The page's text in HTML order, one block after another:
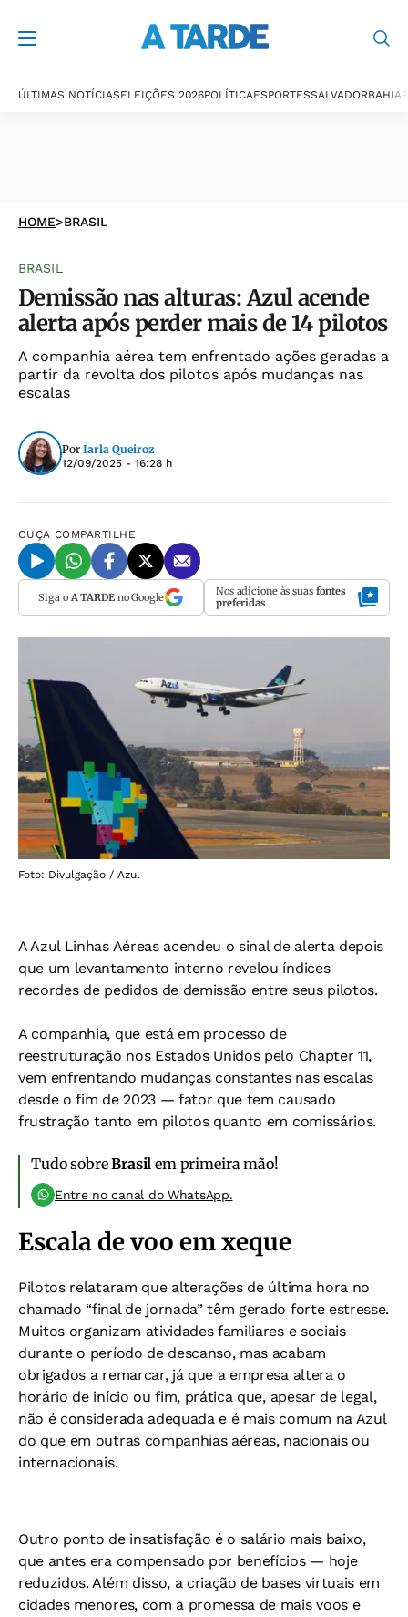
ÚLTIMAS NOTÍCIASELEIÇÕES 2026POLÍTICAESPORTESSALVADORBAHIA
HOME>BRASIL
BRASIL
Demissão nas alturas: Azul acende
alerta após perder mais de 14 pilotos
A companhia aérea tem enfrentado ações geradas a
partir da revolta dos pilotos após mudanças nas
escalas
Por Iarla Queiroz
12/09/2025 - 16:28 h
OUÇA COMPARTILHE
Siga o A TARDEno Google Nos adicione às suas fontes
preferidas
Foto: Divulgação / Azul
A Azul Linhas Aéreas acendeu o sinal de alerta depois
que um levantamento interno revelou índices
recordes de pedidos de demissão entre seus pilotos.
A companhia, que está em processo de
reestruturação nos Estados Unidos pelo Chapter 11,
vem enfrentando mudanças constantes nas escalas
desde o fim de 2023 — fator que tem causado
frustração tanto em pilotos quanto em comissários.
Tudo sobreBrasil em primeira mão!
Entre no canal do WhatsApp.
Escala de voo em xeque
Pilotos relataram que alterações de última hora no
chamado “final de jornada” têm gerado forte estresse.
Muitos organizam atividades familiares e sociais
durante o período de descanso, mas acabam
obrigados a remarcar, já que a empresa altera o
horário de início ou fim, prática que, apesar de legal,
não é considerada adequada e é mais comum na Azul
do que em outras companhias aéreas, nacionais ou
internacionais.
Outro ponto de insatisfação é o salário mais baixo,
que antes era compensado por benefícios — hoje
reduzidos. Além disso, a criação de bases virtuais em
cidades menores, com a promessa de mais voos e